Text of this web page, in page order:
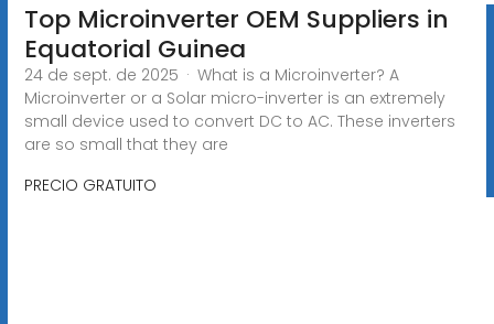
Top Microinverter OEM Suppliers in
Equatorial Guinea
24 de sept. de 2025 · What is a Microinverter? A
Microinverter or a Solar micro-inverter is an extremely
small device used to convert DC to AC. These inverters
are so small that they are
PRECIO GRATUITO